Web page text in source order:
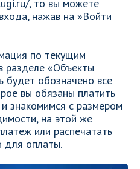
, то вы можете
нажав на »Войти
по текущим
разделе «Объекты
будет обозначено все
вы обязаны платить
знакомимся с размером
на этой же
или распечатать
для оплаты.